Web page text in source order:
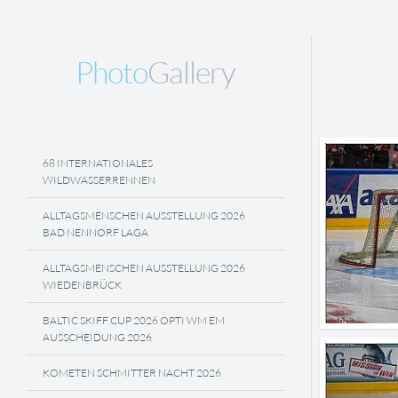
PhotoGallery
68 INTERNATIONALES
WILDWASSERRENNEN
ALLTAGSMENSCHEN AUSSTELLUNG 2026
BAD NENNORF LAGA
ALLTAGSMENSCHEN AUSSTELLUNG 2026
WIEDENBRÜCK
BALTIC SKIFF CUP 2026 OPTI WM EM
AUSSCHEIDUNG 2026
KOMETEN SCHMITTER NACHT 2026